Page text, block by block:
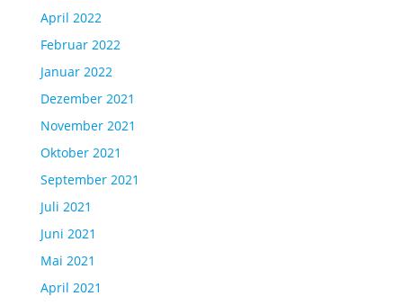
April 2022
Februar 2022
Januar 2022
Dezember 2021
November 2021
Oktober 2021
September 2021
Juli 2021
Juni 2021
Mai 2021
April 2021